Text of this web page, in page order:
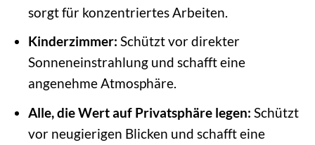
sorgt für konzentriertes Arbeiten.
Kinderzimmer: Schützt vor direkter
Sonneneinstrahlung und schafft eine
angenehme Atmosphäre.
Alle, die Wert auf Privatsphäre legen: Schützt
vor neugierigen Blicken und schafft eine